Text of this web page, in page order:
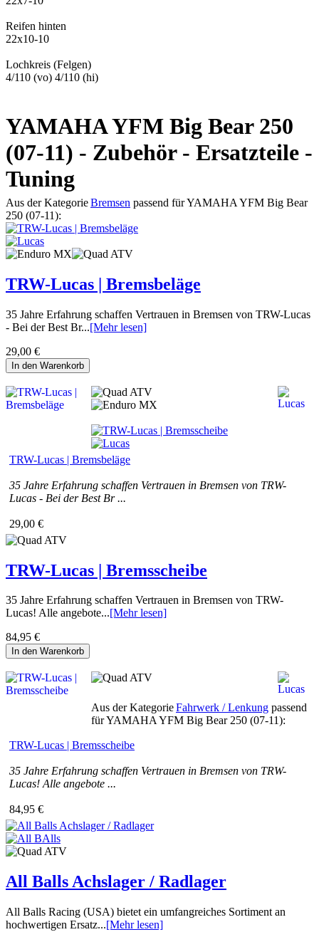
Reifen hinten
22x10-10
Lochkreis (Felgen)
4/110 (vo) 4/110 (hi)
YAMAHA YFM Big Bear 250
(07-11) - Zubehör - Ersatzteile -
Tuning
Aus der KategorieBremsen passend für YAMAHA YFM Big Bear
250 (07-11):
TRW-Lucas | Bremsbeläge
35 Jahre Erfahrung schaffen Vertrauen in Bremsen von TRW-Lucas
- Bei der Best Br...[Mehr lesen]
29,00 €
In den Warenkorb
TRW-Lucas | Bremsbeläge
35 Jahre Erfahrung schaffen Vertrauen in Bremsen von TRW-
Lucas - Bei der Best Br ...
29,00 €
TRW-Lucas | Bremsscheibe
35 Jahre Erfahrung schaffen Vertrauen in Bremsen von TRW-
Lucas! Alle angebote...[Mehr lesen]
84,95 €
In den Warenkorb
TRW-Lucas | Bremsscheibe
35 Jahre Erfahrung schaffen Vertrauen in Bremsen von TRW-
Lucas! Alle angebote ...
84,95 €
Aus der KategorieFahrwerk / Lenkung passend
für YAMAHA YFM Big Bear 250 (07-11):
All Balls Achslager / Radlager
All Balls Racing (USA) bietet ein umfangreiches Sortiment an
hochwertigen Ersatz...[Mehr lesen]